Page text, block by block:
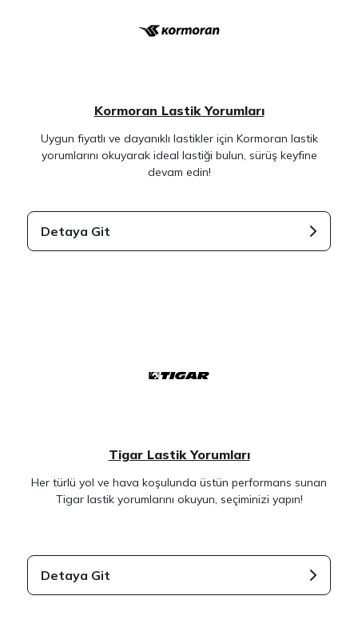
Kormoran Lastik Yorumları
Uygun fiyatlı ve dayanıklı lastikler için Kormoran lastik
yorumlarını okuyarak ideal lastiği bulun, sürüş keyfine
devam edin!
Detaya Git
Tigar Lastik Yorumları
Her türlü yol ve hava koşulunda üstün performans sunan
Tigar lastik yorumlarını okuyun, seçiminizi yapın!
Detaya Git